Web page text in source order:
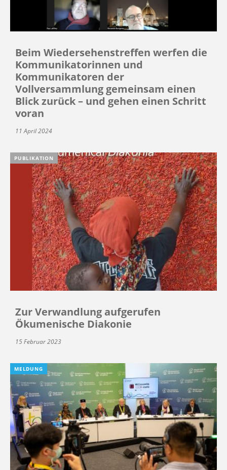
Beim Wiedersehenstreffen werfen die
Kommunikatorinnen und
Kommunikatoren der
Vollversammlung gemeinsam einen
Blick zurück – und gehen einen Schritt
voran
11 April 2024
PUBLIKATION
Zur Verwandlung aufgerufen
Ökumenische Diakonie
15 Februar 2023
MELDUNG